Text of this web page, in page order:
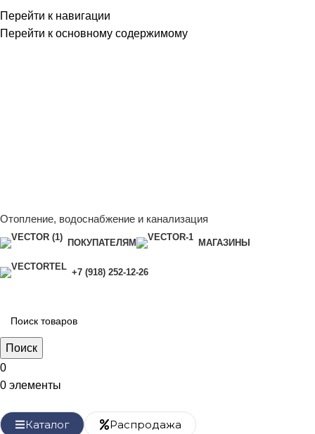
Перейти к навигации
Перейти к основному содержимому
Отопление, водоснабжение и канализация
ПОКУПАТЕЛЯМ МАГАЗИНЫ
+7 (918) 252-12-26
Поиск
0
0 элементы
Каталог
Распродажа